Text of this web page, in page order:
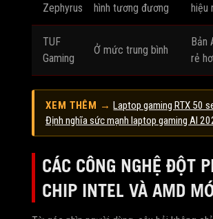
Zephyrus
hình tương đương
hiệu
TUF
Gaming
Ở mức trung bình
Bản
rẻ
XEM THÊM →Laptop gaming RTX 50
Định nghĩa sức mạnh laptop gaming AI
CÁC CÔNG NGHỆ ĐỘT
CHIP INTEL VÀ AMD